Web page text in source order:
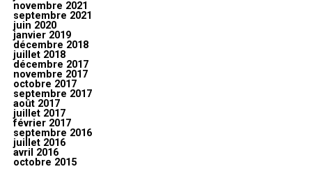
novembre 2021
septembre 2021
juin 2020
janvier 2019
décembre 2018
juillet 2018
décembre 2017
novembre 2017
octobre 2017
septembre 2017
août 2017
juillet 2017
février 2017
septembre 2016
juillet 2016
avril 2016
octobre 2015